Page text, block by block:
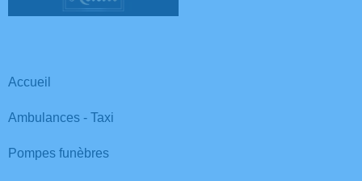
Accueil
Ambulances - Taxi
Pompes funèbres